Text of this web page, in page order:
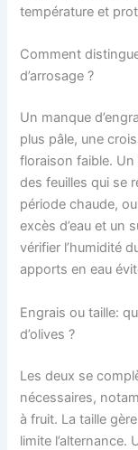
température et
Comment
d’arrosage ?
Un manque
plus pâle, une
floraison faible.
des feuilles qui se
période chaude,
excès d’eau et un
vérifier l’humidité
apports en eau
Engrais ou taille:
d’olives ?
Les deux se
nécessaires,
à fruit. La taille
limite l’alternance.